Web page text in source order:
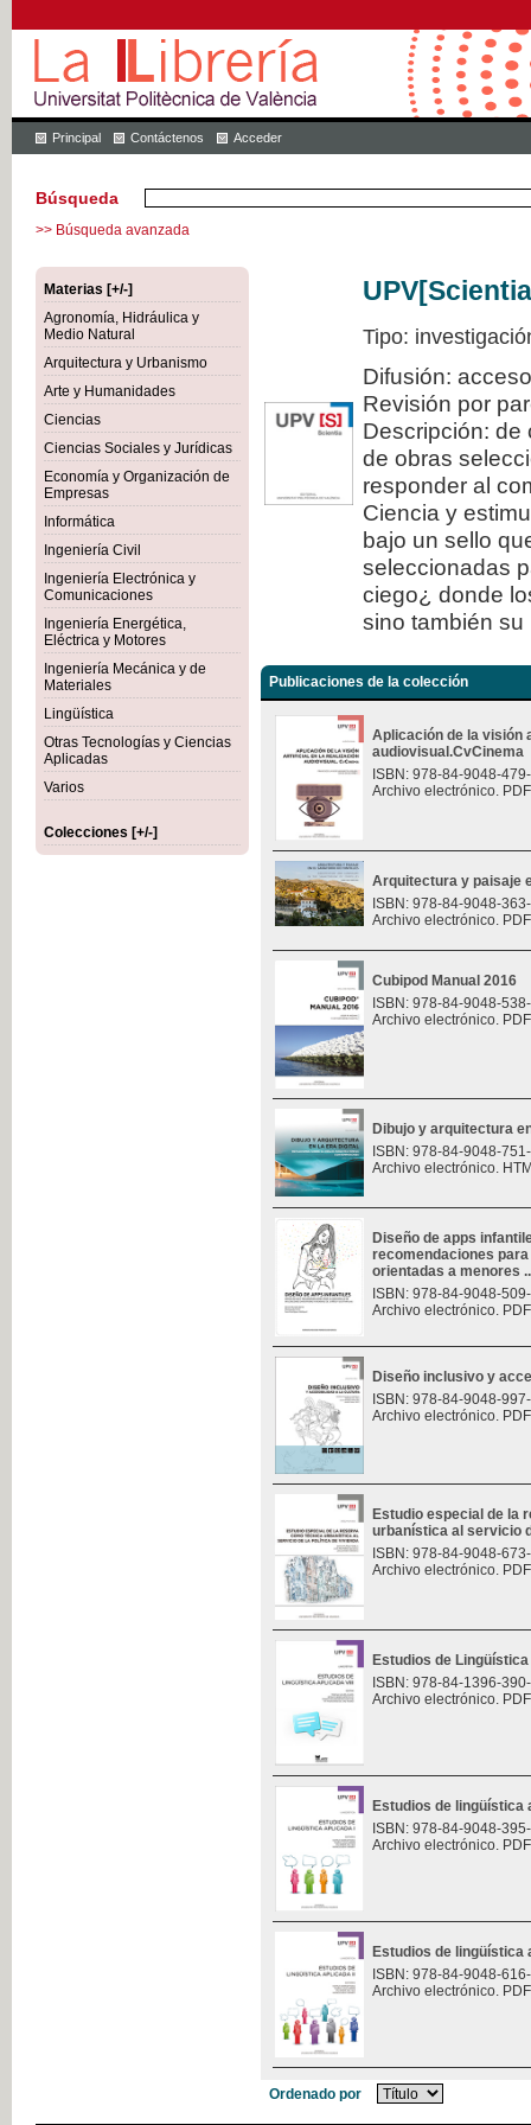
Principal Contáctenos Acceder
Búsqueda
>> Búsqueda avanzada
Materias [+/-]
Agronomía, Hidráulica y
Medio Natural
Arquitectura y Urbanismo
Arte y Humanidades
Ciencias
Ciencias Sociales y Jurídicas
Economía y Organización de
Empresas
Informática
Ingeniería Civil
Ingeniería Electrónica y
Comunicaciones
Ingeniería Energética,
Eléctrica y Motores
Ingeniería Mecánica y de
Materiales
Lingüística
Otras Tecnologías y Ciencias
Aplicadas
Varios
Colecciones [+/-]
Tipo:
Difusión:
Revisión por
Descripción: de
de obras
responder al
Ciencia y
bajo un sello
seleccionadas
ciego¿ donde
sino también
Publicaciones de la colección
Aplicación de la visión
audiovisual.CvCinema
ISBN: 978-84-9048-
Archivo electrónico.
Arquitectura y paisaje
ISBN: 978-84-9048-
Archivo electrónico.
Cubipod Manual 2016
ISBN: 978-84-9048-
Archivo electrónico.
Dibujo y arquitectura
ISBN: 978-84-9048-
Archivo electrónico.
Diseño de apps
recomendaciones
orientadas a menores
ISBN: 978-84-9048-
Archivo electrónico.
Diseño inclusivo y
ISBN: 978-84-9048-
Archivo electrónico.
Estudio especial de la
urbanística al servicio
ISBN: 978-84-9048-
Archivo electrónico.
Estudios de
ISBN: 978-84-1396-
Archivo electrónico.
Estudios de lingüística
ISBN: 978-84-9048-
Archivo electrónico.
Estudios de lingüística
ISBN: 978-84-9048-
Archivo electrónico.
Ordenado por